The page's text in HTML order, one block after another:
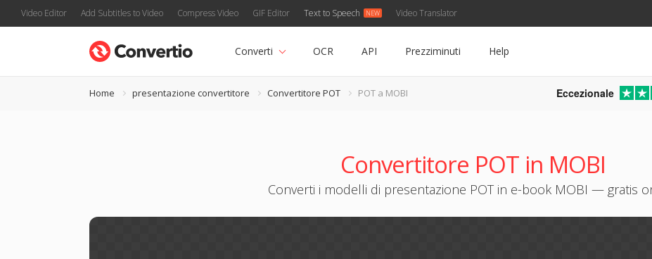
Video Editor Add Subtitles to Video Compress Video GIF Editor Text to Speech Video Translator
Converti OCR API Prezziminuti Help
Home presentazione convertitore Convertitore POT POT a MOBI Eccezionale
Convertitore POT in MOBI
Converti i modelli di presentazione POT in e-book MOBI — gratis